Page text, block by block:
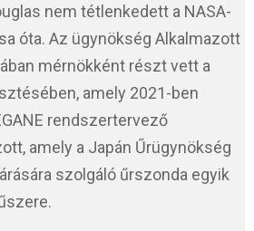
nem tétlenkedett a NASA-
óta. Az ügynökség Alkalmazott
mérnökként részt vett a
amely 2021-ben
rendszertervező
amely a Japán Űrügynökség
szolgáló űrszonda egyik